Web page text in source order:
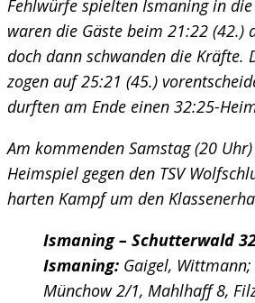
Fehlwürfe spielten Ismaning in
waren die Gäste beim 21:22 (42.)
doch dann schwanden die Kräfte.
zogen auf 25:21 (45.)
durften am Ende einen 32:25-
Am kommenden Samstag (20
Heimspiel gegen den TSV
harten Kampf um den
Ismaning – Schutterwald
Ismaning: Gaigel, Wittmann;
Münchow 2/1, Mahlhaff 8,